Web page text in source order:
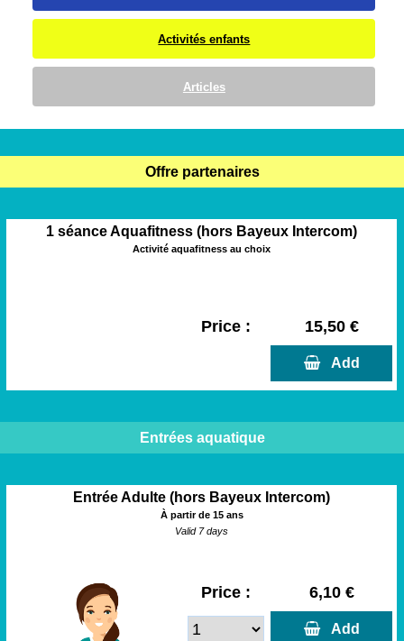
Activités enfants
Articles
Offre partenaires
1 séance Aquafitness (hors Bayeux Intercom)
Activité aquafitness au choix
Price : 15,50 €
Add
Entrées aquatique
Entrée Adulte (hors Bayeux Intercom)
À partir de 15 ans
Valid 7 days
Price : 6,10 €
Add